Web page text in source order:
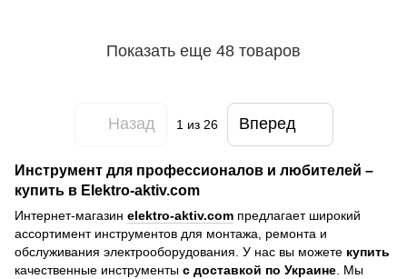
Показать еще 48 товаров
Назад 1 из 26 Вперед
Инструмент для профессионалов и любителей –
купить в Elektro-aktiv.com
Интернет-магазин elektro-aktiv.com предлагает широкий
ассортимент инструментов для монтажа, ремонта и
обслуживания электрооборудования. У нас вы можете купить
качественные инструменты с доставкой по Украине . Мы